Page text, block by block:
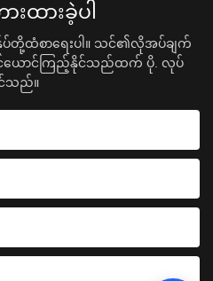
းထားခဲ့ပါ
န်ုပ်တို့ထံစာရေးပါ။ သင်၏လိုအပ်ချက်
မြင်ယောင်ကြည့်နိုင်သည်ထက် ပို. လုပ်
သည်။